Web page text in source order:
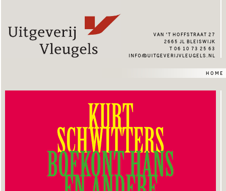
van ’t hoffstraat 27
2665 jl bleiswijk
t 06 10 73 25 63
info@uitgeverijvleugels.nl
home